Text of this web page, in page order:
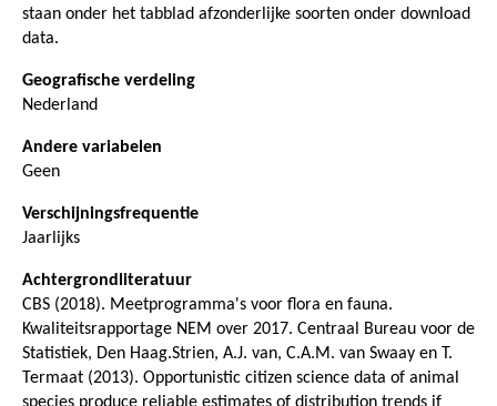
staan onder het tabblad afzonderlijke soorten onder download
data.
Geografische verdeling
Nederland
Andere variabelen
Geen
Verschijningsfrequentie
Jaarlijks
Achtergrondliteratuur
CBS (2018). Meetprogramma's voor flora en fauna.
Kwaliteitsrapportage NEM over 2017. Centraal Bureau voor de
Statistiek, Den Haag.Strien, A.J. van, C.A.M. van Swaay en T.
Termaat (2013). Opportunistic citizen science data of animal